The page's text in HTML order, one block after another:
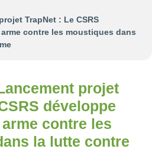
TrapNet : Le CSRS
contre les moustiques dans
projet
développe
contre les
la lutte contre